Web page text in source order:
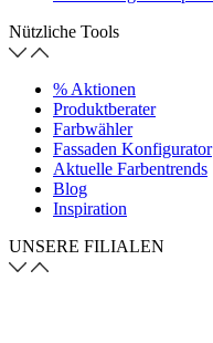
Nützliche Tools
% Aktionen
Produktberater
Farbwähler
Fassaden Konfigurator
Aktuelle Farbentrends
Blog
Inspiration
UNSERE FILIALEN